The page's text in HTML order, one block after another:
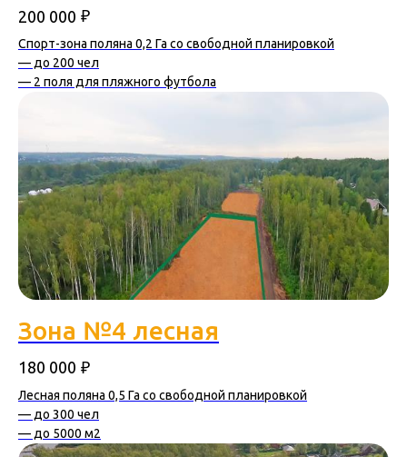
200 000 ₽
Спорт-зона поляна 0,2 Га со свободной планировкой
— до 200 чел
— 2 поля для пляжного футбола
Зона №4 лесная
180 000 ₽
Лесная поляна 0,5 Га со свободной планировкой
— до 300 чел
— до 5000 м2